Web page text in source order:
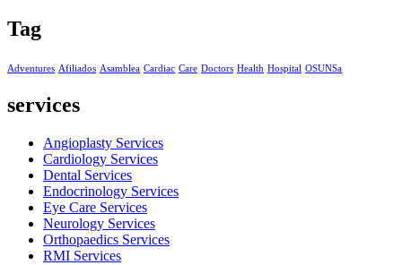
Tag
Adventures Afiliados Asamblea Cardiac Care Doctors Health Hospital OSUNSa
services
Angioplasty Services
Cardiology Services
Dental Services
Endocrinology Services
Eye Care Services
Neurology Services
Orthopaedics Services
RMI Services